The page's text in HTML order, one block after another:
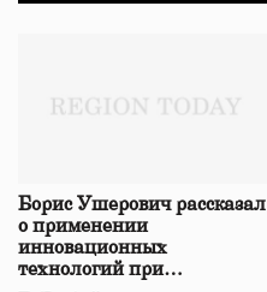
Борис Ушерович рассказал
о применении
инновационных
технологий при